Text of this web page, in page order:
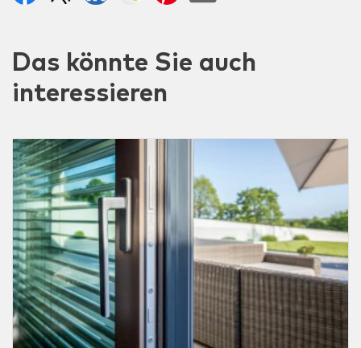
Das könnte Sie auch
interessieren